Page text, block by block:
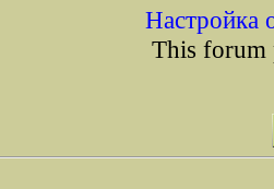
Настройка
This